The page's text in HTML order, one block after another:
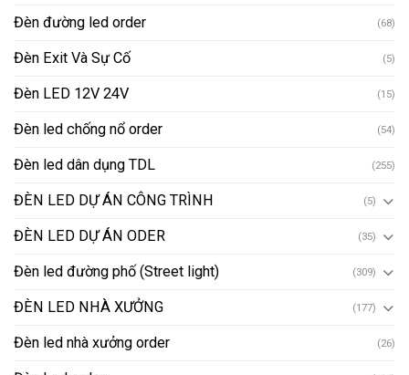
Đèn đường led order (68)
Đèn Exit Và Sự Cố (5)
Đèn LED 12V 24V (15)
Đèn led chống nổ order (54)
Đèn led dân dụng TDL (255)
ĐÈN LED DỰ ÁN CÔNG TRÌNH (5)
ĐÈN LED DỰ ÁN ODER (35)
Đèn led đường phố (Street light) (309)
ĐÈN LED NHÀ XƯỞNG (177)
Đèn led nhà xưởng order (26)